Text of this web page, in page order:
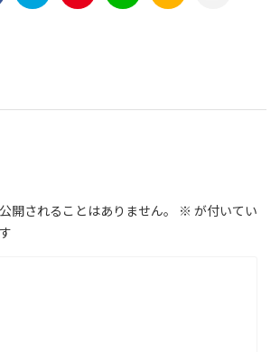
開されることはありません。 ※ が付いてい